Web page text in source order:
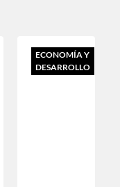
ECONOMÍA Y
DESARROLLO